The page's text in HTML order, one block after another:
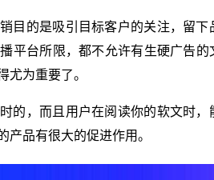
目的是吸引目标客户的关注，留
平台所限，都不允许有生硬广告
尤为重要了。
的，而且用户在阅读你的软文时
产品有很大的促进作用。